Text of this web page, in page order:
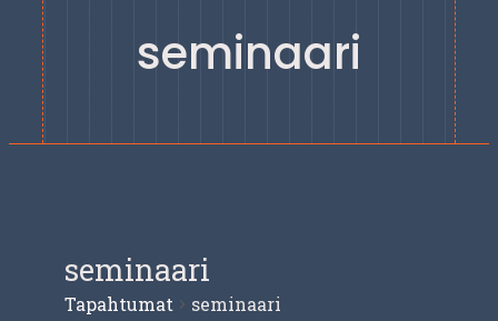
seminaari
seminaari
Tapahtumat seminaari